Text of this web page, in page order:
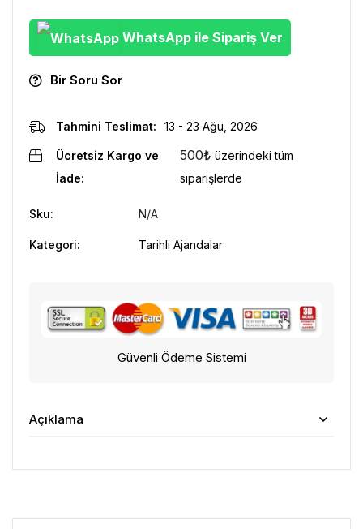
WhatsApp ile Sipariş Ver
Bir Soru Sor
Tahmini Teslimat: 13 - 23 Ağu, 2026
Ücretsiz Kargo ve
İade:
500₺ üzerindeki tüm
siparişlerde
Sku: N/A
Kategori: Tarihli Ajandalar
Güvenli Ödeme Sistemi
Açıklama